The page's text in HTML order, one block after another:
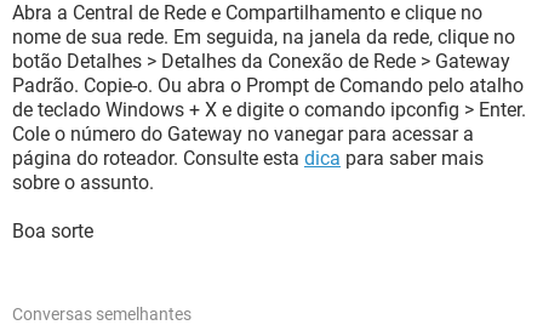
Abra a Central de Rede e Compartilhamento e clique no
nome de sua rede. Em seguida, na janela da rede, clique no
botão Detalhes > Detalhes da Conexão de Rede > Gateway
Padrão. Copie-o. Ou abra o Prompt de Comando pelo atalho
de teclado Windows + X e digite o comando ipconfig > Enter.
Cole o número do Gateway no vanegar para acessar a
página do roteador. Consulte esta dica para saber mais
sobre o assunto.
Boa sorte
Conversas semelhantes